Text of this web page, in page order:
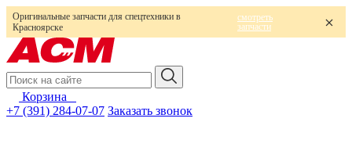
Оригинальные запчасти для спецтехники в
Красноярске
смотреть
запчасти
Корзина
+7 (391) 284-07-07 Заказать звонок